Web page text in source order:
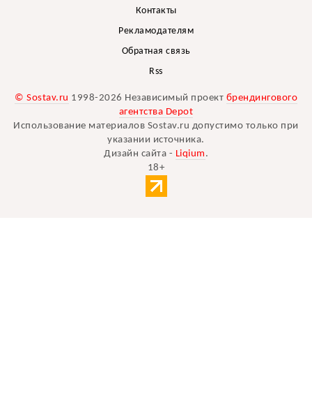
Контакты
Рекламодателям
Обратная связь
Rss
© Sostav.ru 1998-2026 Независимый проект брендингового
агентства Depot
Использование материалов Sostav.ru допустимо только при
указании источника.
Дизайн сайта - Liqium .
18+